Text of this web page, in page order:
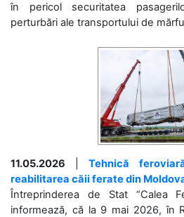
în pericol securitatea
perturbări ale transportului de
11.05.2026 |Tehnică
reabilitarea căii ferate din
Întreprinderea de Stat “Calea
informează, că la 9 mai 2026, în